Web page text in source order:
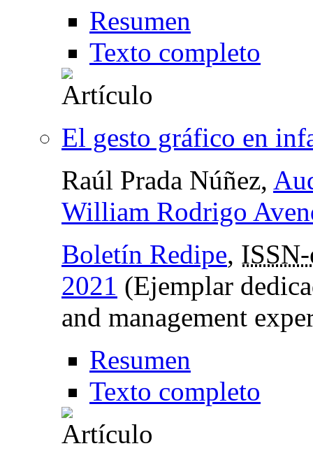
Resumen
Texto completo
El gesto gráfico en
Raúl Prada Núñez,
William Rodrigo
Boletín Redipe,
2021 (Ejemplar
and management
Resumen
Texto completo